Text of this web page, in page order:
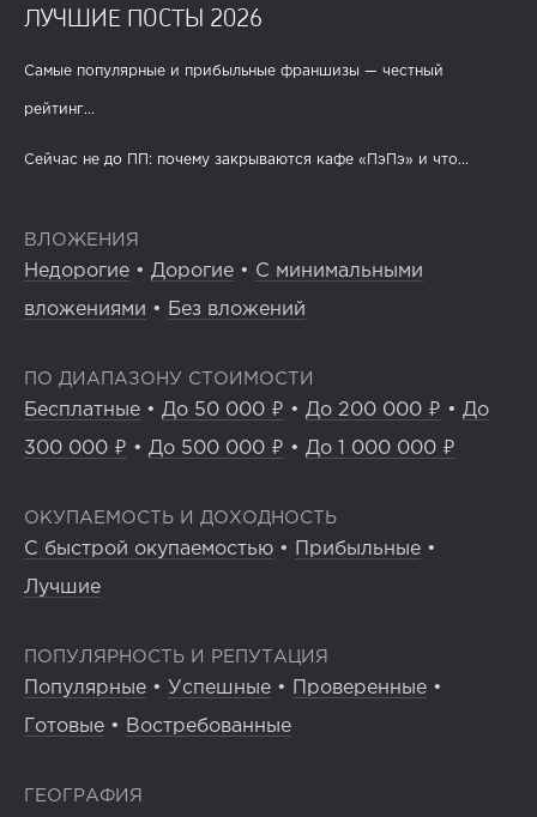
ЛУЧШИЕ ПОСТЫ 2026
Самые популярные и прибыльные франшизы — честный
рейтинг...
Сейчас не до ПП: почему закрываются кафе «ПэПэ» и что...
ВЛОЖЕНИЯ
Недорогие • Дорогие • С минимальными
вложениями • Без вложений
ПО ДИАПАЗОНУ СТОИМОСТИ
Бесплатные • До 50 000 ₽ • До 200 000 ₽ • До
300 000 ₽ • До 500 000 ₽ • До 1 000 000 ₽
ОКУПАЕМОСТЬ И ДОХОДНОСТЬ
С быстрой окупаемостью • Прибыльные •
Лучшие
ПОПУЛЯРНОСТЬ И РЕПУТАЦИЯ
Популярные • Успешные • Проверенные •
Готовые • Востребованные
ГЕОГРАФИЯ